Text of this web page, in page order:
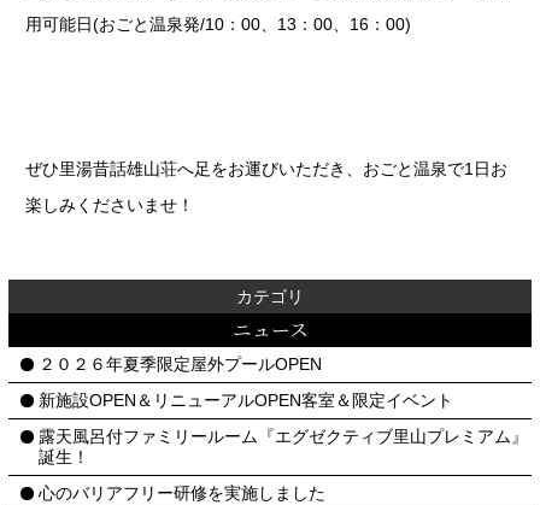
カテゴリ
ニュース
２０２６年夏季限定屋外プールOPEN
新施設OPEN＆リニューアルOPEN客室＆限定イベント
露天風呂付ファミリールーム『エグゼクティブ里山プレミアム』
誕生！
心のバリアフリー研修を実施しました
用可能日(おごと温泉発/10：00、13：00、16：00)
ぜひ里湯昔話雄山荘へ足をお運びいただき、おごと温泉で1日お
楽しみくださいませ！